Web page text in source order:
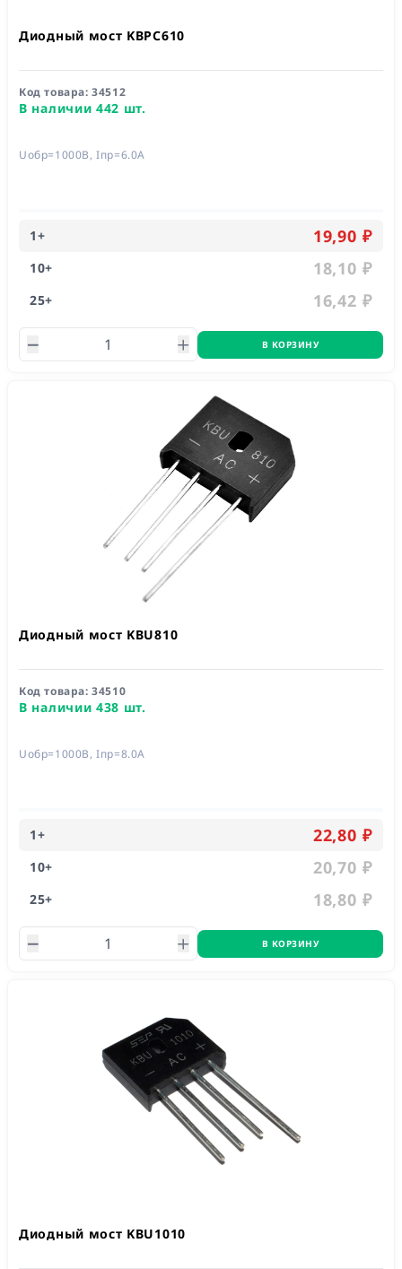
Диодный мост KBPC610
Код товара:34512
В наличии 442 шт.
Uобр=1000В, Iпр=6.0А
1+ 19,90 ₽
10+ 18,10 ₽
25+ 16,42 ₽
В КОРЗИНУ
Диодный мост KBU810
Код товара:34510
В наличии 438 шт.
Uобр=1000В, Iпр=8.0А
1+ 22,80 ₽
10+ 20,70 ₽
25+ 18,80 ₽
В КОРЗИНУ
Диодный мост KBU1010